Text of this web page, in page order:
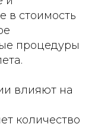
в стоимость
процедуры
влияют на
количество